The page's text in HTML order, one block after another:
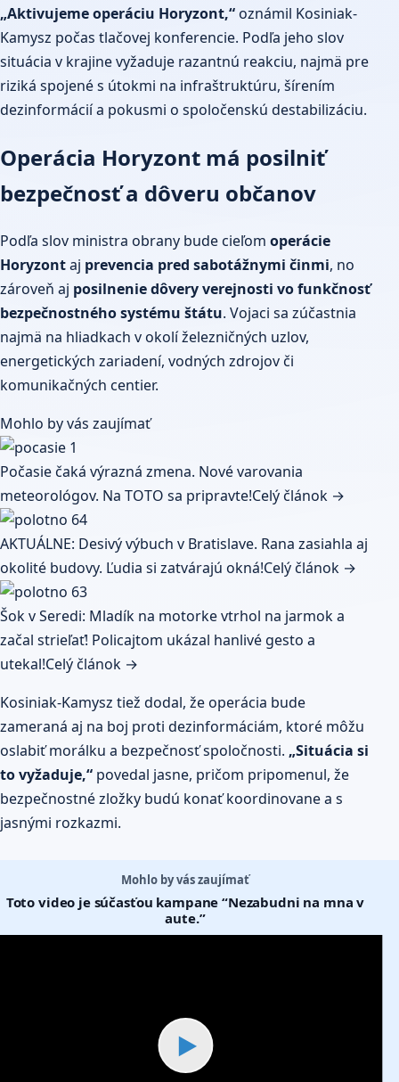
„Aktivujeme operáciu Horyzont,“oznámil Kosiniak-
Kamysz počas tlačovej konferencie. Podľa jeho slov
situácia v krajine vyžaduje razantnú reakciu, najmä pre
riziká spojené s útokmi na infraštruktúru, šírením
dezinformácií a pokusmi o spoločenskú destabilizáciu.
Operácia Horyzont má posilniť
bezpečnosť a dôveru občanov
Podľa slov ministra obrany bude cieľom operácie
Horyzontaj prevencia pred sabotážnymi činmi, no
zároveň aj posilnenie dôvery verejnosti vo funkčnosť
bezpečnostného systému štátu. Vojaci sa zúčastnia
najmä na hliadkach v okolí železničných uzlov,
energetických zariadení, vodných zdrojov či
komunikačných centier.
Mohlo by vás zaujímať
Počasie čaká výrazná zmena. Nové varovania
meteorológov. Na TOTO sa pripravte!Celý článok →
AKTUÁLNE: Desivý výbuch v Bratislave. Rana zasiahla aj
okolité budovy. Ľudia si zatvárajú okná!Celý článok →
Šok v Seredi: Mladík na motorke vtrhol na jarmok a
začal strieľať! Policajtom ukázal hanlivé gesto a
utekal!Celý článok →
Kosiniak-Kamysz tiež dodal, že operácia bude
zameraná aj na boj proti dezinformáciám, ktoré môžu
oslabiť morálku a bezpečnosť spoločnosti. „Situácia si
to vyžaduje,“ povedal jasne, pričom pripomenul, že
bezpečnostné zložky budú konať koordinovane a s
jasnými rozkazmi.
Mohlo by vás zaujímať
Toto video je súčasťou kampane “Nezabudni na mna v
aute.”
▶